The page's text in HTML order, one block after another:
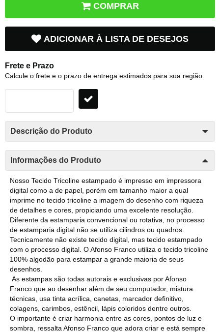
COMPRAR
ADICIONAR À LISTA DE DESEJOS
Frete e Prazo
Calcule o frete e o prazo de entrega estimados para sua região:
Descrição do Produto
Informações do Produto
Nosso Tecido Tricoline estampado é impresso em impressora
digital como a de papel, porém em tamanho maior a qual
imprime no tecido tricoline a imagem do desenho com riqueza
de detalhes e cores, propiciando uma excelente resolução.
Diferente da estamparia convencional ou rotativa, no processo
de estamparia digital não se utiliza cilindros ou quadros.
Tecnicamente não existe tecido digital, mas tecido estampado
com o processo digital. O Afonso Franco utiliza o tecido tricoline
100% algodão para estampar a grande maioria de seus
desenhos.
As estampas são todas autorais e exclusivas por Afonso
Franco que ao desenhar além de seu computador, mistura
técnicas, usa tinta acrílica, canetas, marcador definitivo,
colagens, carimbos, estêncil, lápis coloridos dentre outros.
O importante é criar harmonia entre as cores, pontos de luz e
sombra, ressalta Afonso Franco que adora criar e está sempre